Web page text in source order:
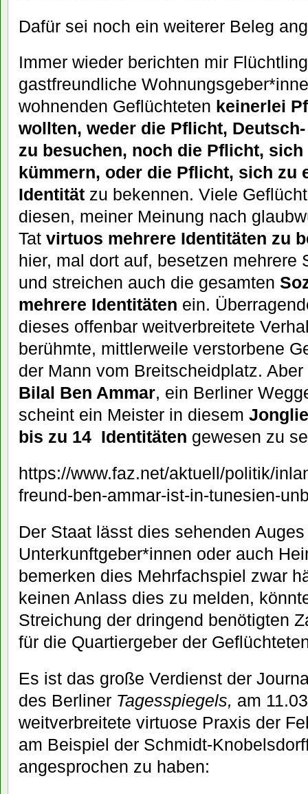
Dafür sei noch ein weiterer Beleg
Immer wieder berichten mir
gastfreundliche
wohnenden Geflüchteten keinerlei
wollten, weder die Pflicht,
zu besuchen, noch die Pflicht,
kümmern, oder die Pflicht, sich zu
Identität zu bekennen. Viele
diesen, meiner Meinung nach
Tat virtuos mehrere Identitäten zu
hier, mal dort auf, besetzen mehrere
und streichen auch die gesamten
mehrere Identitäten ein.
dieses offenbar weitverbreitete
berühmte, mittlerweile verstorbene
der Mann vom Breitscheidplatz.
Bilal Ben Ammar, ein Berliner
scheint ein Meister in diesem
bis zu 14 Identitäten gewesen zu
https://www.faz.net/aktuell/politik/
freund-ben-ammar-ist-in-tunesien-
Der Staat lässt dies sehenden
Unterkunftgeber*innen oder auch
bemerken dies Mehrfachspiel zwar
keinen Anlass dies zu melden,
Streichung der dringend benötigten
für die Quartiergeber der
Es ist das große Verdienst der
des Berliner Tagesspiegels, am
weitverbreitete virtuose Praxis der
am Beispiel der Schmidt-
angesprochen zu haben: